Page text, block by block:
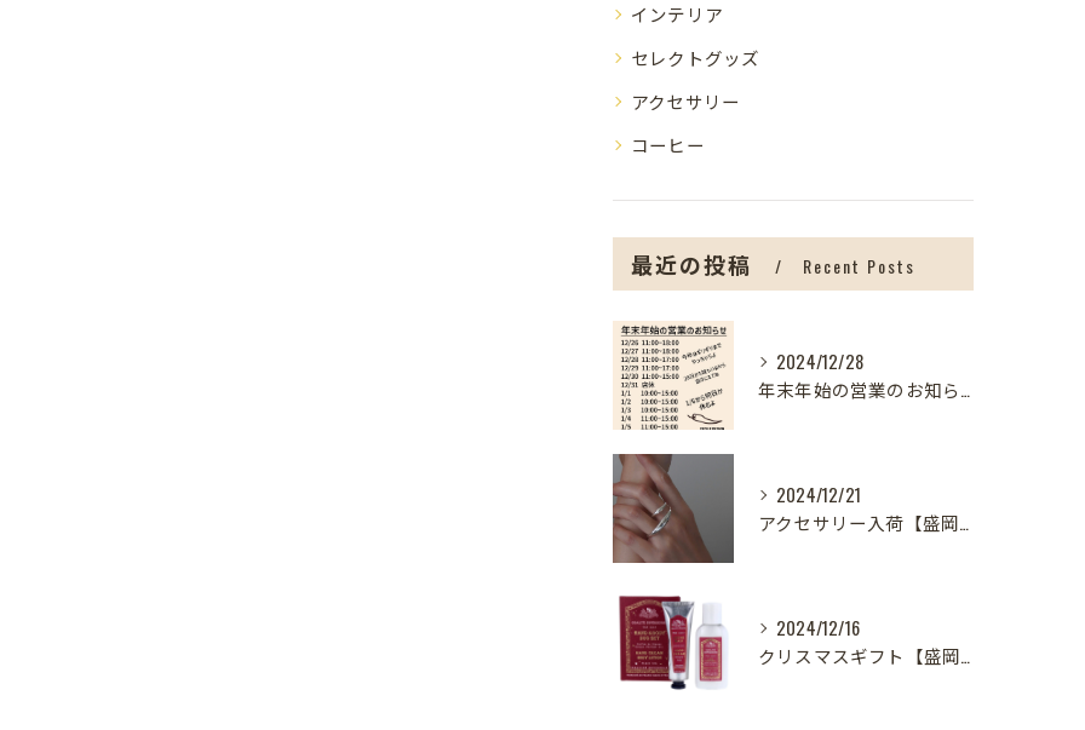
インテリア
セレクトグッズ
アクセサリー
コーヒー
最近の投稿 Recent Posts
2024/12/28
年末年始の営業のお知らせ【盛岡の雑貨屋】
2024/12/21
アクセサリー入荷【盛岡の雑貨屋】
2024/12/16
クリスマスギフト【盛岡の雑貨屋】